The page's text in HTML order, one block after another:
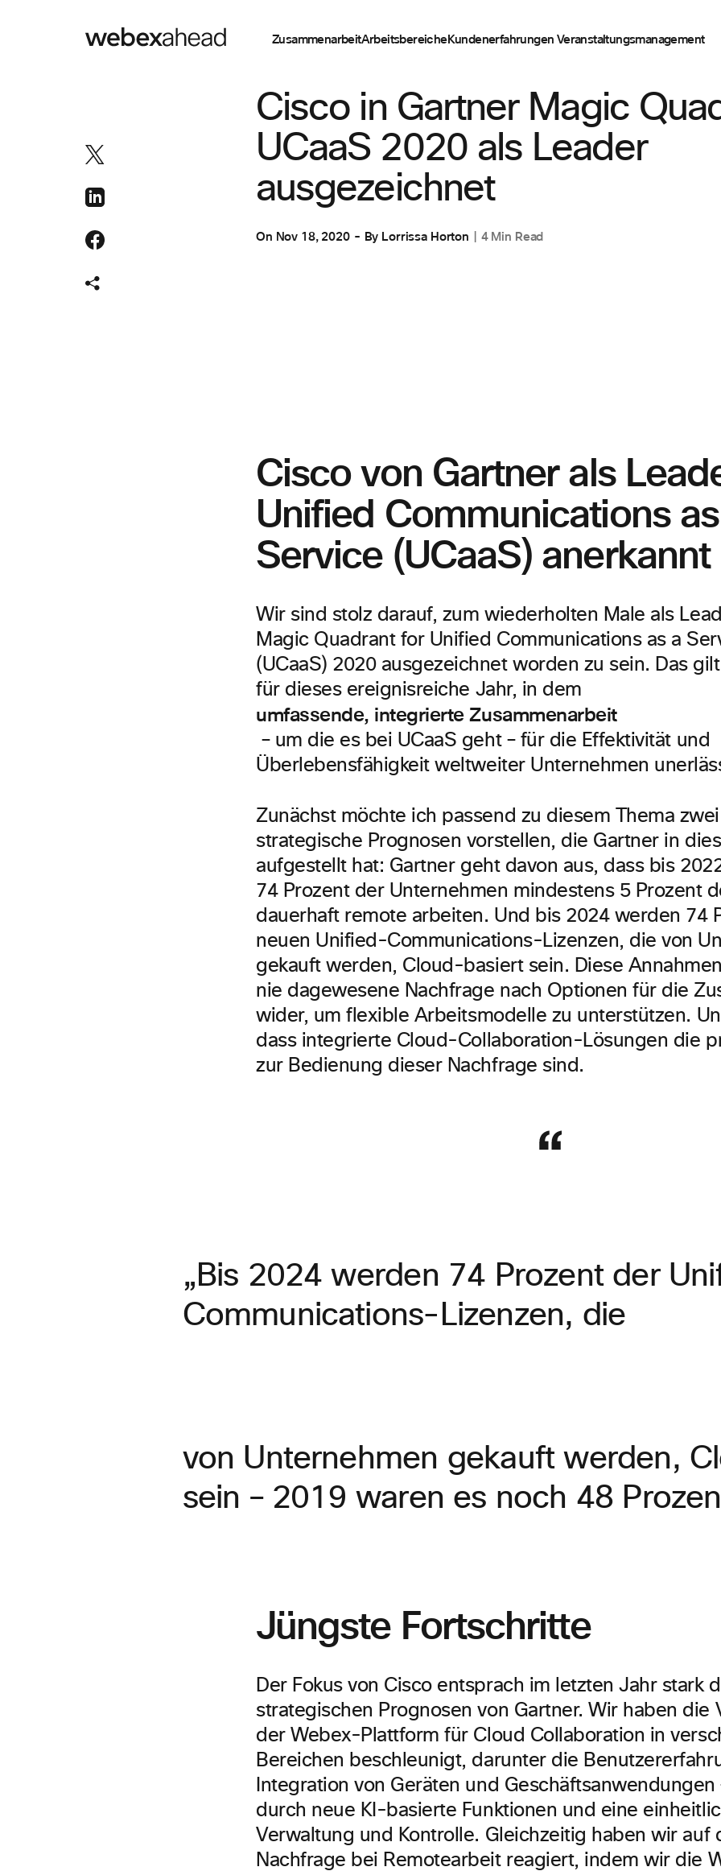
ZusammenarbeitArbeitsbereicheKundenerfahrungen Veranstaltungsmanagement
Cisco in Gartner Magic
UCaaS 2020 als Leader
ausgezeichnet
On Nov 18, 2020 By Lorrissa Horton 4 Min Read
Cisco von Gartner als
Unified Communications
Service (UCaaS) anerkannt
Wir sind stolz darauf, zum wiederholten Male als
Magic Quadrant for Unified Communications as a
(UCaaS) 2020 ausgezeichnet worden zu sein. Das
für dieses ereignisreiche Jahr, in dem
umfassende, integrierte Zusammenarbeit
– um die es bei UCaaS geht – für die Effektivität und
Überlebensfähigkeit weltweiter Unternehmen
Zunächst möchte ich passend zu diesem Thema
strategische Prognosen vorstellen, die Gartner in
aufgestellt hat: Gartner geht davon aus, dass bis
74 Prozent der Unternehmen mindestens 5 Prozent
dauerhaft remote arbeiten. Und bis 2024 werden 74
neuen Unified-Communications-Lizenzen, die von
gekauft werden, Cloud-basiert sein. Diese
nie dagewesene Nachfrage nach Optionen für die
wider, um flexible Arbeitsmodelle zu unterstützen.
dass integrierte Cloud-Collaboration-Lösungen die
zur Bedienung dieser Nachfrage sind.
„Bis 2024 werden 74 Prozent der
Communications-Lizenzen, die
von Unternehmen gekauft werden,
sein – 2019 waren es noch 48
Jüngste Fortschritte
Der Fokus von Cisco entsprach im letzten Jahr stark
strategischen Prognosen von Gartner. Wir haben die
der Webex-Plattform für Cloud Collaboration in
Bereichen beschleunigt, darunter die
Integration von Geräten und
durch neue KI-basierte Funktionen und eine
Verwaltung und Kontrolle. Gleichzeitig haben wir auf
Nachfrage bei Remotearbeit reagiert, indem wir die